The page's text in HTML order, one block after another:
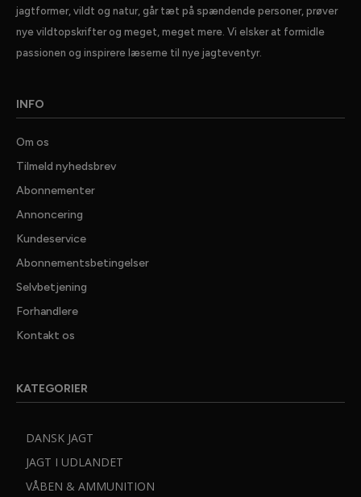
jagtformer, vildt og natur, går tæt på spændende personer, prøver
nye vildtopskrifter og meget, meget mere. Vi elsker at formidle
passionen og inspirere læserne til nye jagteventyr.
INFO
Om os
Tilmeld nyhedsbrev
Abonnementer
Annoncering
Kundeservice
Abonnementsbetingelser
Selvbetjening
Forhandlere
Kontakt os
KATEGORIER
DANSK JAGT
JAGT I UDLANDET
VÅBEN & AMMUNITION
25.000 jaegere tager ikke fejl. De far Danmarks bedste
fra jagtens verden, dybdegaende artikler med test
jagtudstyr, vaaben og optik samt spaendende